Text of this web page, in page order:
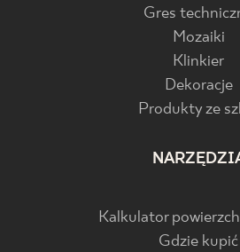
Gres
Mozaiki
Klinkier
Dekoracje
Produkty ze
Kalkulator
Gdzie kupić